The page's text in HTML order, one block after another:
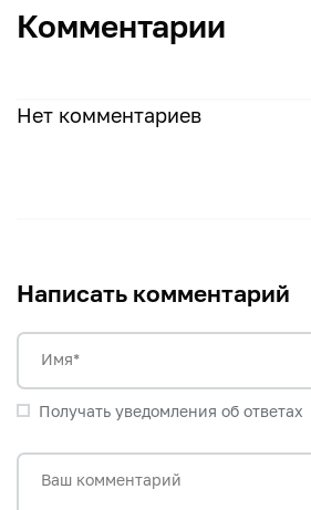
Комментарии
Нет комментариев
Написать комментарий
Имя*
Получать уведомления об ответах
Ваш комментарий